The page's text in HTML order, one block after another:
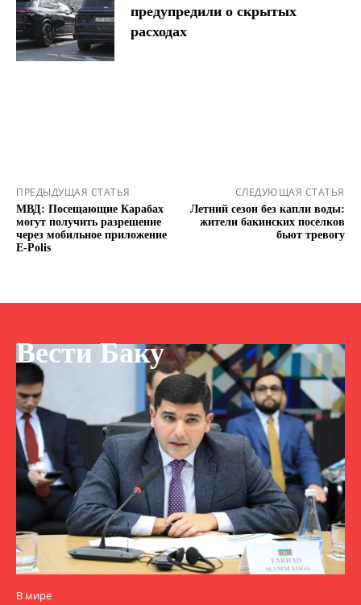
предупредили о скрытых
расходах
ПРЕДЫДУЩАЯ СТАТЬЯ
МВД: Посещающие Карабах
могут получить разрешение
через мобильное приложение
E-Polis
СЛЕДУЮЩАЯ СТАТЬЯ
Летний сезон без капли воды:
жители бакинских поселков
бьют тревогу
Вести Баку
В мире